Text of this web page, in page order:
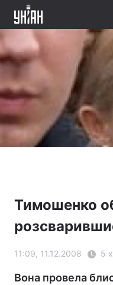
Тимошенко
11:09, 11.12.2008 5
Вона провела